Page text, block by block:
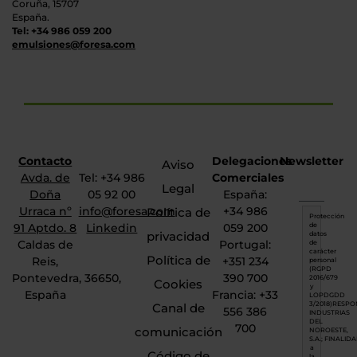
Coruña, 15707
España.
Tel: +34 986 059 200
emulsiones@foresa.com
Contacto
Avda. de
Doña
Urraca nº
91 Aptdo. 8
Caldas de
Reis,
Pontevedra, 36650,
España
Tel: +34 986
05 92 00
info@foresa.com
Linkedin
Aviso
Legal
Política de
privacidad
Política de
Cookies
Canal de
comunicación
Newsletter
Protección
de
datos
de
carácter
personal
(RGPD
2016/679
y
LOPDGDD
3/
INDUSTRIAS
DEL
NOROESTE,
S.A.;
a
Delegaciones
Comerciales
España:
+34 986
059 200
Portugal:
+351 234
390 700
Francia: +33
556 386
700